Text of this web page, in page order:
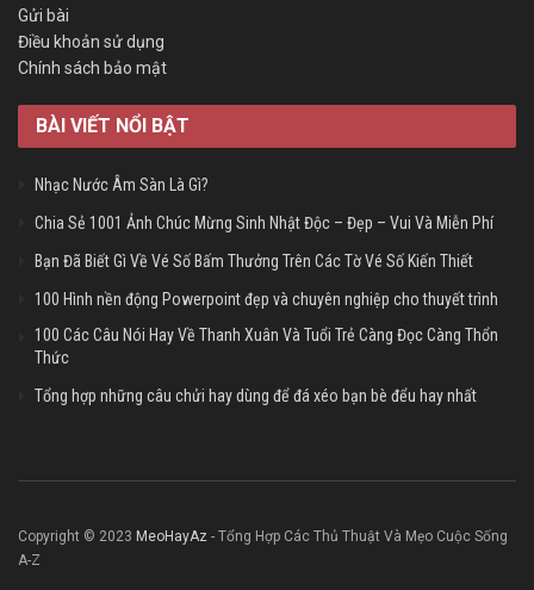
Gửi bài
Điều khoản sử dụng
Chính sách bảo mật
BÀI VIẾT NỔI BẬT
Nhạc Nước Âm Sàn Là Gì?
Chia Sẻ 1001 Ảnh Chúc Mừng Sinh Nhật Độc – Đẹp – Vui Và Miễn Phí
Bạn Đã Biết Gì Về Vé Số Bấm Thưởng Trên Các Tờ Vé Số Kiến Thiết
100 Hình nền động Powerpoint đẹp và chuyên nghiệp cho thuyết trình
100 Các Câu Nói Hay Về Thanh Xuân Và Tuổi Trẻ Càng Đọc Càng Thổn
Thức
Tổng hợp những câu chửi hay dùng để đá xéo bạn bè đểu hay nhất
Copyright © 2023 MeoHayAz - Tổng Hợp Các Thủ Thuật Và Mẹo Cuộc Sống
A-Z